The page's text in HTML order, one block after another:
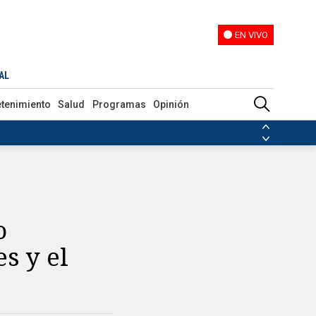
EN VIVO
Salud Programas Opinión
y el